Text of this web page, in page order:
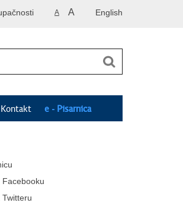
English
A A
Kontakt e - Pisarnica
Facebooku
Twitteru